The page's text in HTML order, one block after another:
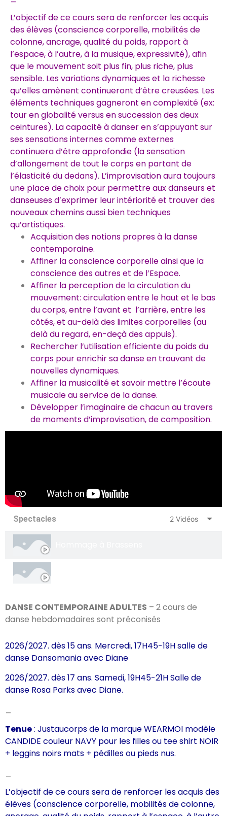
L’objectif de ce cours sera de renforcer les acquis
des élèves (conscience corporelle, mobilités de
colonne, ancrage, qualité du poids, rapport à
l’espace, à l’autre, à la musique, expressivité), afin
que le mouvement soit plus fin, plus riche, plus
sensible. Les variations dynamiques et la richesse
qu’elles amènent continueront d’être creusées. Les
éléments techniques gagneront en complexité (ex:
tour en globalité versus en succession des deux
ceintures). La capacité à danser en s’appuyant sur
ses sensations internes comme externes
continuera d’être approfondie (la sensation
d’allongement de tout le corps en partant de
l’élasticité du dedans). L’improvisation aura toujours
une place de choix pour permettre aux danseurs et
danseuses d’exprimer leur intériorité et trouver des
nouveaux chemins aussi bien techniques
qu’artistiques.
Acquisition des notions propres à la danse
contemporaine.
Affiner la conscience corporelle ainsi que la
conscience des autres et de l’Espace.
Affiner la perception de la circulation du
mouvement: circulation entre le haut et le bas
du corps, entre l’avant et l’arrière, entre les
côtés, et au-delà des limites corporelles (au
delà du regard, en-deçà des appuis).
Rechercher l’utilisation efficiente du poids du
corps pour enrichir sa danse en trouvant de
nouvelles dynamiques.
Affiner la musicalité et savoir mettre l’écoute
musicale au service de la danse.
Développer l’imaginaire de chacun au travers
de moments d’improvisation, de composition.
Spectacles 2 Vidéos
DANSE CONTEMPORAINE ADULTES – 2 cours de
danse hebdomadaires sont préconisés
2026/2027. dès 15 ans. Mercredi, 17H45-19H salle de
danse Dansomaniaavec Diane
2026/2027. dès 17 ans. Samedi, 19H45-21H Salle de
danse Rosa Parksavec Diane.
Tenue: Justaucorps de la marque WEARMOI modèle
CANDIDE couleur NAVY pour les filles ou tee shirt NOIR
+ leggins noirs mats + pédilles ou pieds nus.
L’objectif de ce cours sera de renforcer les acquis des
élèves (conscience corporelle, mobilités de colonne,